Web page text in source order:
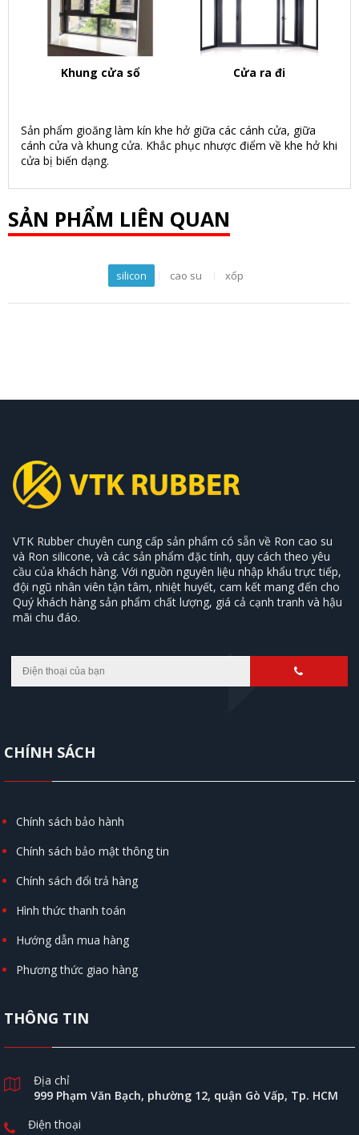
Khung cửa sổ Cửa ra đi
Sản phẩm gioăng làm kín khe hở giữa các cánh cửa, giữa
cánh cửa và khung cửa. Khắc phục nhược điểm về khe hở khi
cửa bị biến dạng.
SẢN PHẨM LIÊN QUAN
silicon cao su xốp
VTK Rubber chuyên cung cấp sản phẩm có sẵn về Ron cao su
và Ron silicone, và các sản phẩm đặc tính, quy cách theo yêu
cầu của khách hàng. Với nguồn nguyên liệu nhập khẩu trực tiếp,
đội ngũ nhân viên tận tâm, nhiệt huyết, cam kết mang đến cho
Quý khách hàng sản phẩm chất lượng, giá cả cạnh tranh và hậu
mãi chu đáo.
CHÍNH SÁCH
Chính sách bảo hành
Chính sách bảo mật thông tin
Chính sách đổi trả hàng
Hình thức thanh toán
Hướng dẫn mua hàng
Phương thức giao hàng
THÔNG TIN
Địa chỉ
999 Phạm Văn Bạch, phường 12, quận Gò Vấp, Tp. HCM
Điện thoại